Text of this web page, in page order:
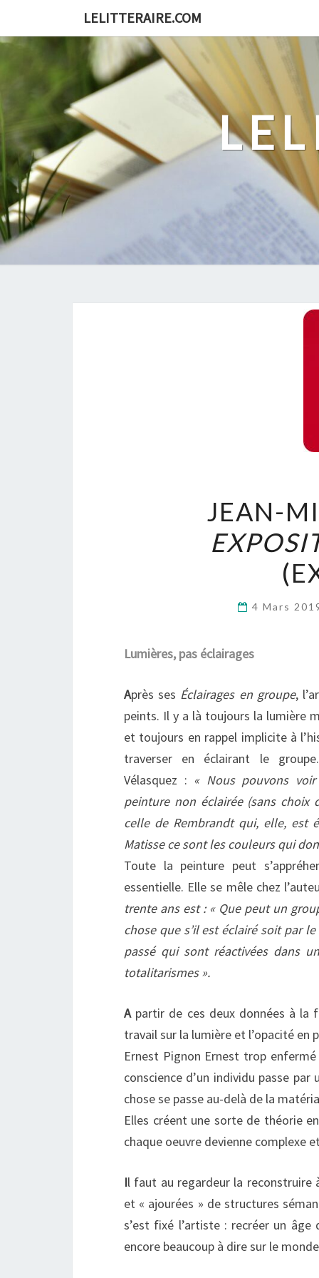
content
LELITTERAIRE.COM
JEAN-
4 Mars
Lumières, pas éclairages
Après ses Éclairages en groupe,
peints. Il y a là toujours la lumière
et toujours en rappel implicite à
traverser en éclairant le
Vélasquez : « Nous pouvons
peinture non éclairée (sans choix
celle de Rembrandt qui, elle, est
Matisse ce sont les couleurs qui
Toute la peinture peut
essentielle. Elle se mêle chez
trente ans est : « Que peut un
chose que s’il est éclairé soit par
passé qui sont réactivées dans
totalitarismes ».
Apartir de ces deux données à la
travail sur la lumière et l’opacité en
Ernest Pignon Ernest trop
conscience d’un individu passe
chose se passe au-delà de la
Elles créent une sorte de théorie
chaque oeuvre devienne complexe
Il faut au regardeur la reconstruire
et « ajourées » de structures
s’est fixé l’artiste : recréer un
encore beaucoup à dire sur le